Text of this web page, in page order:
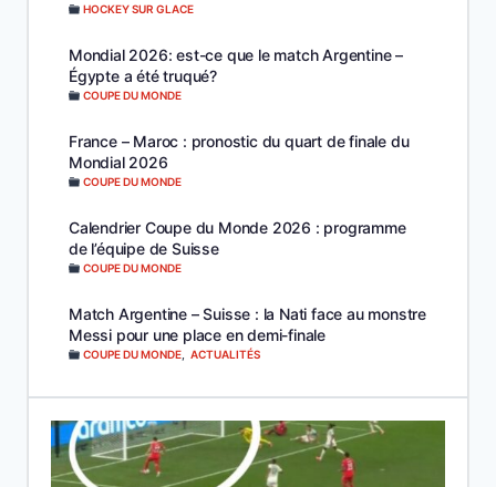
HOCKEY SUR GLACE
Mondial 2026: est-ce que le match Argentine –
Égypte a été truqué?
COUPE DU MONDE
France – Maroc : pronostic du quart de finale du
Mondial 2026
COUPE DU MONDE
Calendrier Coupe du Monde 2026 : programme
de l’équipe de Suisse
COUPE DU MONDE
Match Argentine – Suisse : la Nati face au monstre
Messi pour une place en demi-finale
COUPE DU MONDE ACTUALITÉS